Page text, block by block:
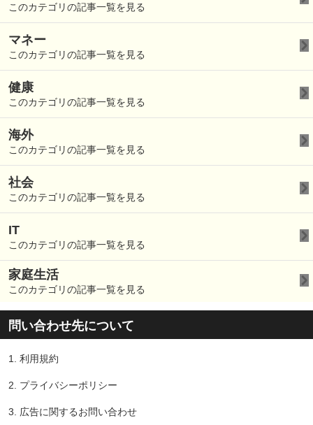
このカテゴリの記事一覧を見る
マネー
このカテゴリの記事一覧を見る
健康
このカテゴリの記事一覧を見る
海外
このカテゴリの記事一覧を見る
社会
このカテゴリの記事一覧を見る
IT
このカテゴリの記事一覧を見る
家庭生活
このカテゴリの記事一覧を見る
問い合わせ先について
1. 利用規約
2. プライバシーポリシー
3. 広告に関するお問い合わせ